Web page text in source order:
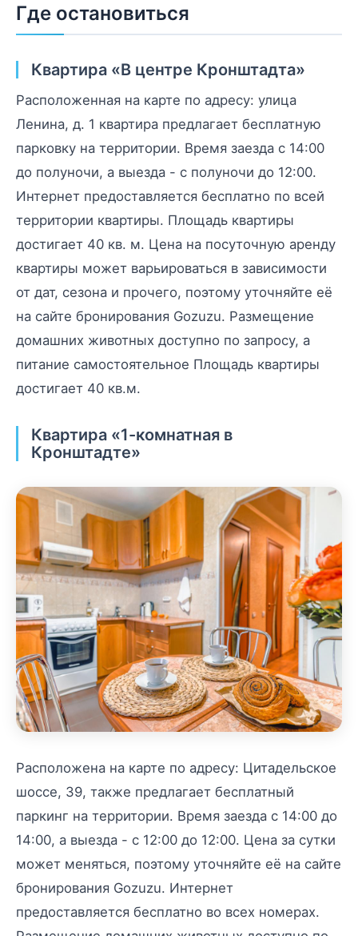
Где остановиться
Квартира «В центре Кронштадта»
Расположенная на карте по адресу: улица
Ленина, д. 1 квартира предлагает бесплатную
парковку на территории. Время заезда с 14:00
до полуночи, а выезда - с полуночи до 12:00.
Интернет предоставляется бесплатно по всей
территории квартиры. Площадь квартиры
достигает 40 кв. м. Цена на посуточную аренду
квартиры может варьироваться в зависимости
от дат, сезона и прочего, поэтому уточняйте её
на сайте бронирования Gozuzu. Размещение
домашних животных доступно по запросу, а
питание самостоятельное Площадь квартиры
достигает 40 кв.м.
Квартира «1-комнатная в
Кронштадте»
Расположена на карте по адресу: Цитадельское
шоссе, 39, также предлагает бесплатный
паркинг на территории. Время заезда с 14:00 до
14:00, а выезда - с 12:00 до 12:00. Цена за сутки
может меняться, поэтому уточняйте её на сайте
бронирования Gozuzu. Интернет
предоставляется бесплатно во всех номерах.